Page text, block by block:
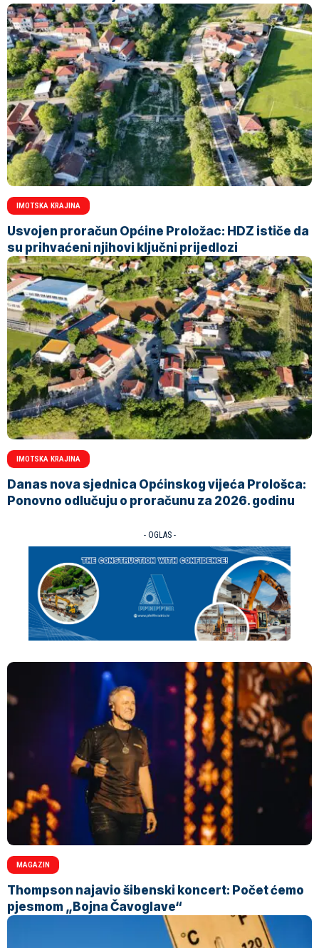
IMOTSKA KRAJINA
Usvojen proračun Općine Proložac: HDZ ističe da
su prihvaćeni njihovi ključni prijedlozi
IMOTSKA KRAJINA
Danas nova sjednica Općinskog vijeća Prološca:
Ponovno odlučuju o proračunu za 2026. godinu
- OGLAS -
MAGAZIN
Thompson najavio šibenski koncert: Počet ćemo
pjesmom „Bojna Čavoglave“